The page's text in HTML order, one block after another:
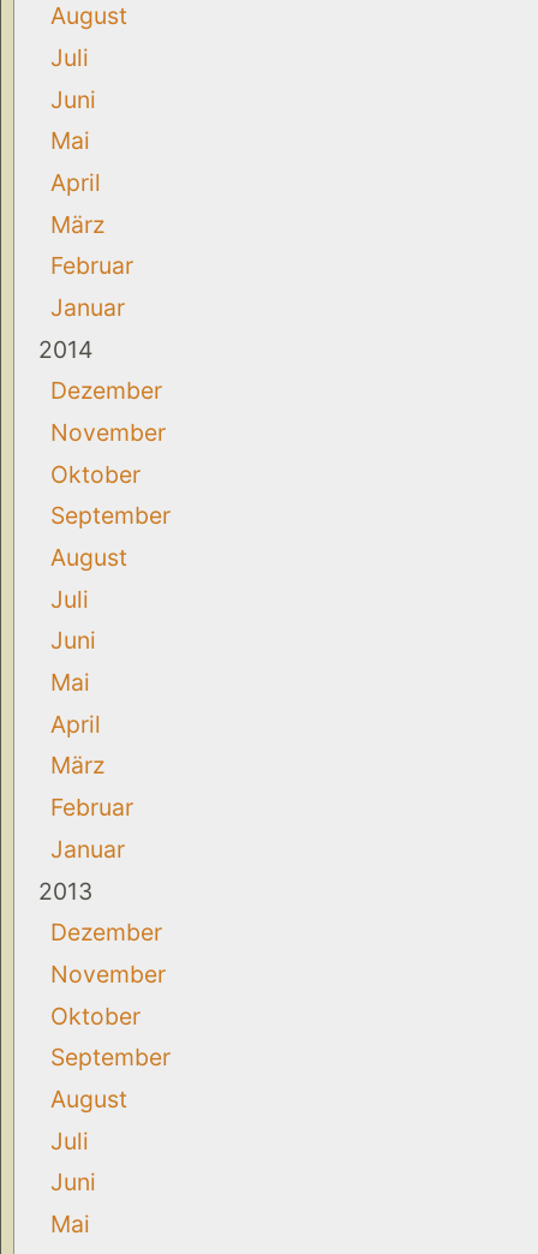
August
Juli
Juni
Mai
April
März
Februar
Januar
2014
Dezember
November
Oktober
September
August
Juli
Juni
Mai
April
März
Februar
Januar
2013
Dezember
November
Oktober
September
August
Juli
Juni
Mai